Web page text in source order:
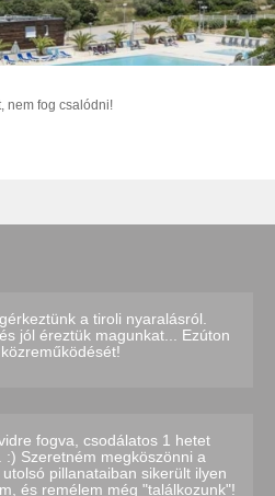
nem fog csalódni!
a tiroli nyaralásról.
jól éreztük magunkat... Ezúton
fogva, csodálatos 1 hetet
Szeretném megköszönni a
pillanataiban sikerült ilyen
és remélem még "találkozunk"!